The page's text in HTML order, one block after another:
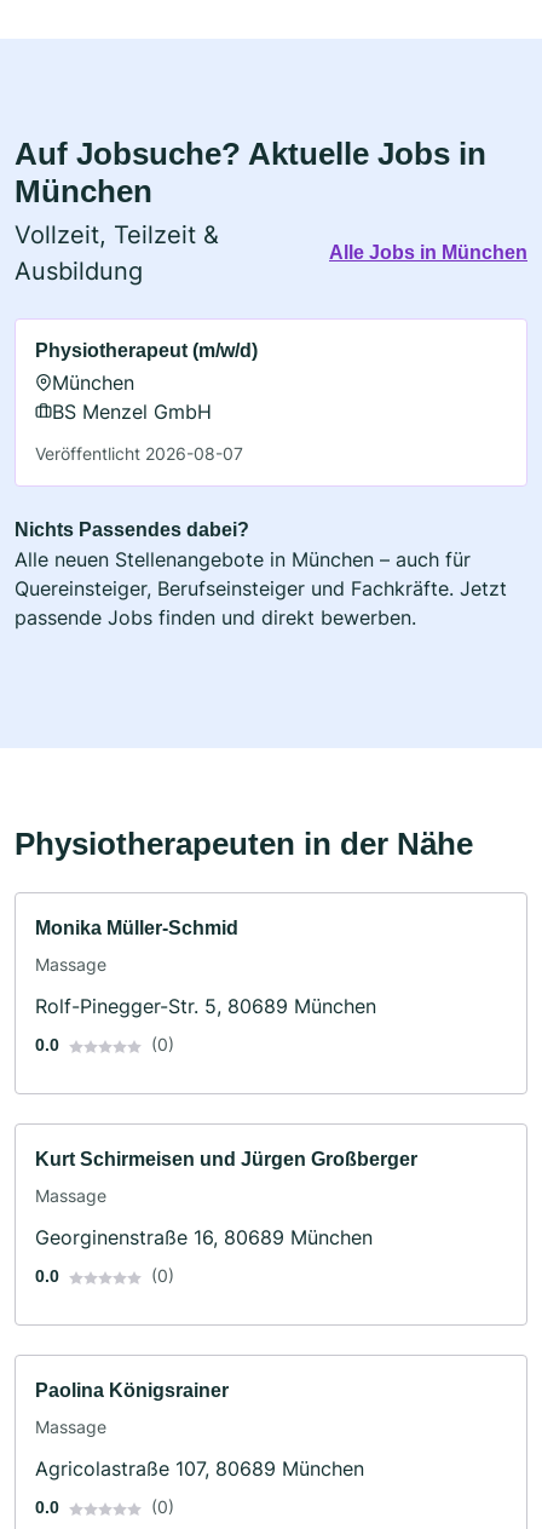
Auf Jobsuche? Aktuelle Jobs in
München
Vollzeit, Teilzeit &
Ausbildung
Alle Jobs in München
Physiotherapeut (m/w/d)
München
BS Menzel GmbH
Veröffentlicht 2026-08-07
Nichts Passendes dabei?
Alle neuen Stellenangebote in München – auch für
Quereinsteiger, Berufseinsteiger und Fachkräfte. Jetzt
passende Jobs finden und direkt bewerben.
Physiotherapeuten in der Nähe
Monika Müller-Schmid
Massage
Rolf-Pinegger-Str. 5, 80689 München
0.0 (0)
Kurt Schirmeisen und Jürgen Großberger
Massage
Georginenstraße 16, 80689 München
0.0 (0)
Paolina Königsrainer
Massage
Agricolastraße 107, 80689 München
0.0 (0)